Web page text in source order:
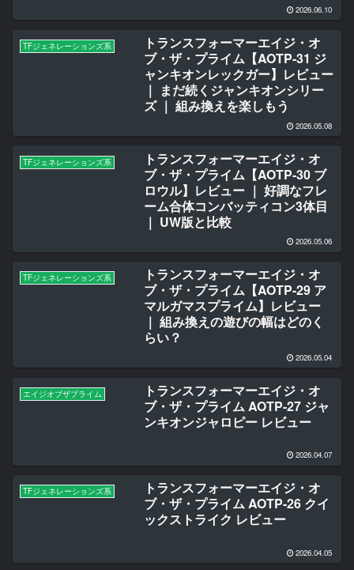
2026.06.10
TFジェネレーションズ系
トランスフォーマーエイジ・オ
ブ・ザ・プライム【AOTP-31 ジ
ャンキオンレックガー】レビュー
｜ まだ続くジャンキオンシリー
ズ ｜ 組み換えを楽しもう
2026.05.08
TFジェネレーションズ系
トランスフォーマーエイジ・オ
ブ・ザ・プライム【AOTP-30 ブ
ロウル】レビュー ｜ 好調なフレ
ーム合体コンバッティコン3体目
｜ UW版と比較
2026.05.06
TFジェネレーションズ系
トランスフォーマーエイジ・オ
ブ・ザ・プライム【AOTP-29 ア
マルガマスプライム】レビュー
｜ 組み換えの遊びの幅はどのく
らい？
2026.05.04
エイジオブザプライム
トランスフォーマーエイジ・オ
ブ・ザ・プライム AOTP-27 ジャ
ンキオンジャロピー レビュー
2026.04.07
TFジェネレーションズ系
トランスフォーマーエイジ・オ
ブ・ザ・プライム AOTP-26 クイ
ックストライク レビュー
2026.04.05